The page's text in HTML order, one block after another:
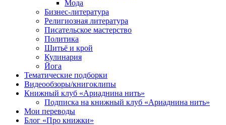
Мода
Бизнес-литература
Религиозная литература
Писательское мастерство
Политика
Шитьё и крой
Кулинария
Йога
Тематические подборки
Видеообзоры/книгоклипы
Книжный клуб «Ариаднина нить»
Подписка на книжный клуб «Ариаднина нить»
Мои переводы
Блог «Про книжки»